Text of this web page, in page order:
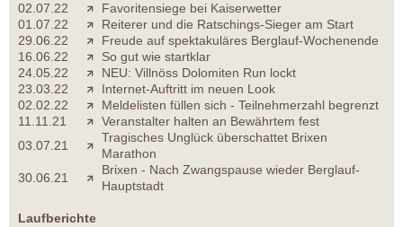
02.07.22
Favoritensiege bei Kaiserwetter
01.07.22
Reiterer und die Ratschings-Sieger am Start
29.06.22
Freude auf spektakuläres Berglauf-Wochenende
16.06.22
So gut wie startklar
24.05.22
NEU: Villnöss Dolomiten Run lockt
23.03.22
Internet-Auftritt im neuen Look
02.02.22
Meldelisten füllen sich - Teilnehmerzahl begrenzt
11.11.21
Veranstalter halten an Bewährtem fest
03.07.21
Tragisches Unglück überschattet Brixen
Marathon
30.06.21
Brixen - Nach Zwangspause wieder Berglauf-
Hauptstadt
Laufberichte